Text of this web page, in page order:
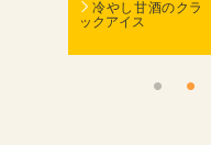
冷やし甘酒のクラ
ックアイス